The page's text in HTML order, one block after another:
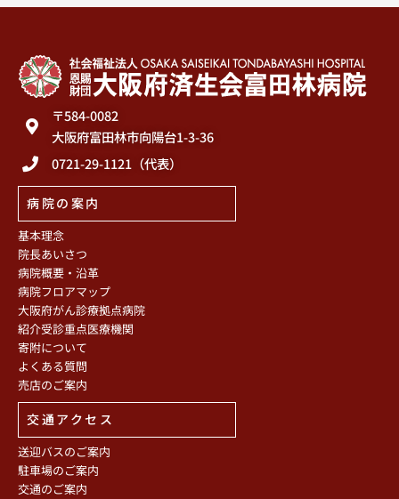
〒584-0082
大阪府富田林市向陽台1-3-36
0721-29-1121（代表）
病院の案内
基本理念
院長あいさつ
病院概要・沿革
病院フロアマップ
大阪府がん診療拠点病院
紹介受診重点医療機関
寄附について
よくある質問
売店のご案内
交通アクセス
送迎バスのご案内
駐車場のご案内
交通のご案内